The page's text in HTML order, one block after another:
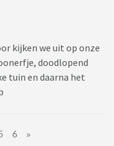
kijken we uit op onze
doodlopend
tuin en daarna het
6 »